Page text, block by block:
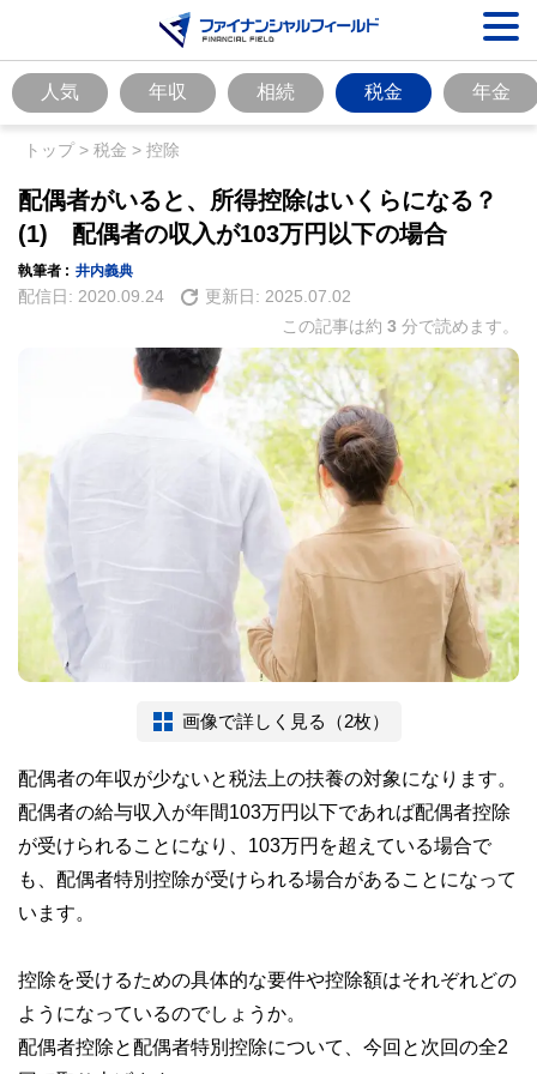
人気 年収 相続 税金 年金
トップ> 税金 > 控除
配偶者がいると、所得控除はいくらになる？
(1) 配偶者の収入が103万円以下の場合
執筆者 : 井内義典
配信日: 2020.09.24 更新日: 2025.07.02
この記事は約 3 分で読めます。
画像で詳しく見る（2枚）
配偶者の年収が少ないと税法上の扶養の対象になります。
配偶者の給与収入が年間103万円以下であれば配偶者控除
が受けられることになり、103万円を超えている場合で
も、配偶者特別控除が受けられる場合があることになって
います。
控除を受けるための具体的な要件や控除額はそれぞれどの
ようになっているのでしょうか。
配偶者控除と配偶者特別控除について、今回と次回の全2